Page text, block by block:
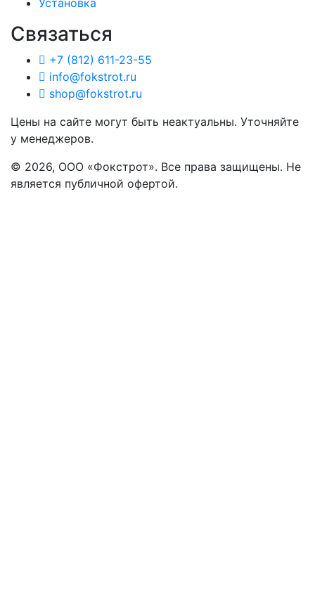
Установка
Связаться
+7 (812) 611-23-55
info@fokstrot.ru
shop@fokstrot.ru
Цены на сайте могут быть неактуальны. Уточняйте
у менеджеров.
© 2026, ООО «Фокстрот». Все права защищены. Не
является публичной офертой.